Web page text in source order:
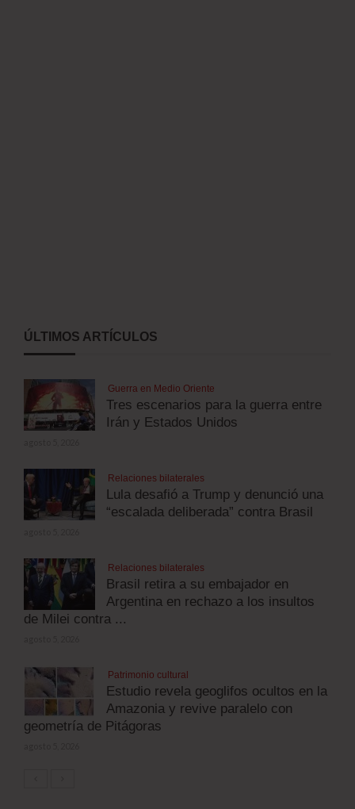
ÚLTIMOS ARTÍCULOS
Guerra en Medio Oriente
Tres escenarios para la guerra entre
Irán y Estados Unidos
Relaciones bilaterales
Lula desafió a Trump y denunció una
“escalada deliberada” contra Brasil
Relaciones bilaterales
Brasil retira a su embajador en
Argentina en rechazo a los insultos
de Milei contra ...
Patrimonio cultural
Estudio revela geoglifos ocultos en la
Amazonia y revive paralelo con
geometría de Pitágoras